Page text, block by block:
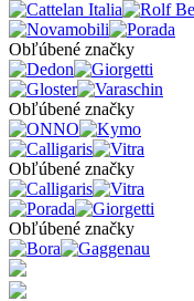
Obľúbené značky
Obľúbené značky
Obľúbené značky
Obľúbené značky